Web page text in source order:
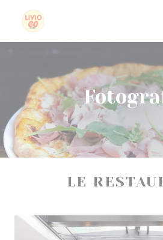
Panel pro správu cookies
LE